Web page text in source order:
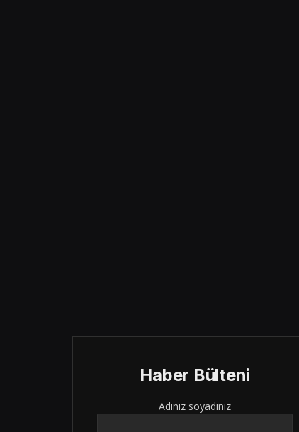
Haber Bülteni
Adınız soyadınız